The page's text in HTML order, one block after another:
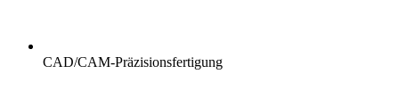
CAD/CAM-Präzisionsfertigung